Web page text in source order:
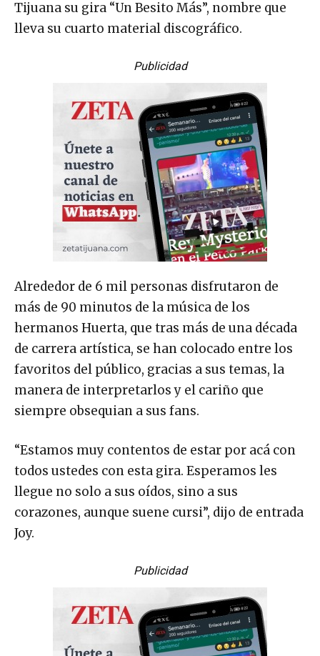
Tijuana su gira “Un Besito Más”, nombre que
lleva su cuarto material discográfico.
Publicidad
Alrededor de 6 mil personas disfrutaron de
más de 90 minutos de la música de los
hermanos Huerta, que tras más de una década
de carrera artística, se han colocado entre los
favoritos del público, gracias a sus temas, la
manera de interpretarlos y el cariño que
siempre obsequian a sus fans.
“Estamos muy contentos de estar por acá con
todos ustedes con esta gira. Esperamos les
llegue no solo a sus oídos, sino a sus
corazones, aunque suene cursi”, dijo de entrada
Joy.
Publicidad